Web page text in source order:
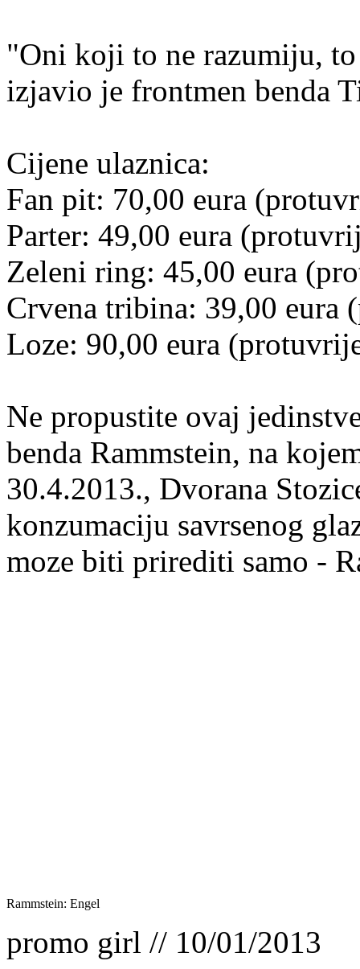
"Oni koji to ne razumiju,
izjavio je frontmen benda
Cijene ulaznica:
Fan pit: 70,00 eura
Parter: 49,00 eura
Zeleni ring: 45,00 eura
Crvena tribina: 39,00 eura
Loze: 90,00 eura
Ne propustite ovaj
benda Rammstein, na
30.4.2013., Dvorana
konzumaciju savrsenog
moze biti prirediti samo -
Rammstein: Engel
promo girl // 10/01/2013